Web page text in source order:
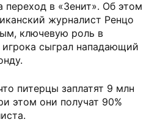
переход в «Зенит». Об этом
журналист Ренцо
ключевую роль в
сыграл нападающий
питерцы заплатят 9 млн
этом они получат 90%